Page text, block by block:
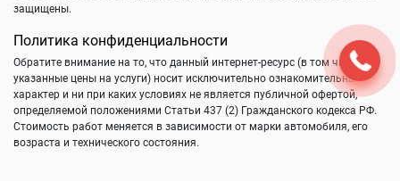
защищены.
Политика конфиденциальности
Обратите внимание на то, что данный интернет-ресурс (в том числе
указанные цены на услуги) носит исключительно ознакомительный
характер и ни при каких условиях не является публичной офертой,
определяемой положениями Статьи 437 (2) Гражданского кодекса РФ.
Стоимость работ меняется в зависимости от марки автомобиля, его
возраста и технического состояния.